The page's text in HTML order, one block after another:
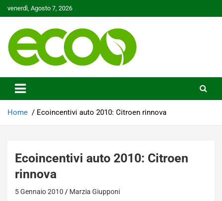
to
venerdì, Agosto 7, 2026
Ecoo.it
Home Ecoincentivi auto 2010: Citroen rinnova
Ecoincentivi auto 2010: Citroen
rinnova
5 Gennaio 2010 Marzia Giupponi